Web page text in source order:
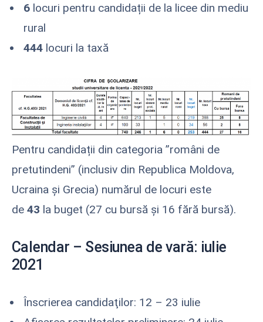
6 locuri pentru candidații de la licee din mediu
rural
444 locuri la taxă
Pentru candidații din categoria ”români de
pretutindeni” (inclusiv din Republica Moldova,
Ucraina și Grecia) numărul de locuri este
de 43 la buget (27 cu bursă și 16 fără bursă).
Calendar – Sesiunea de vară: iulie
2021
Înscrierea candidaţilor: 12 – 23 iulie